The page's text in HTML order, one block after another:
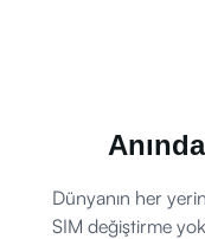
Dünyanın her
SIM değiştirme